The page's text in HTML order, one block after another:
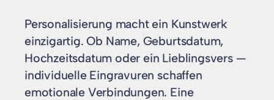
Personalisierung macht ein Kunstwerk
einzigartig. Ob Name, Geburtsdatum,
Hochzeitsdatum oder ein Lieblingsvers —
individuelle Eingravuren schaffen
emotionale Verbindungen. Eine